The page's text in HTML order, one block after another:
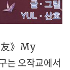
》My
오작교에서